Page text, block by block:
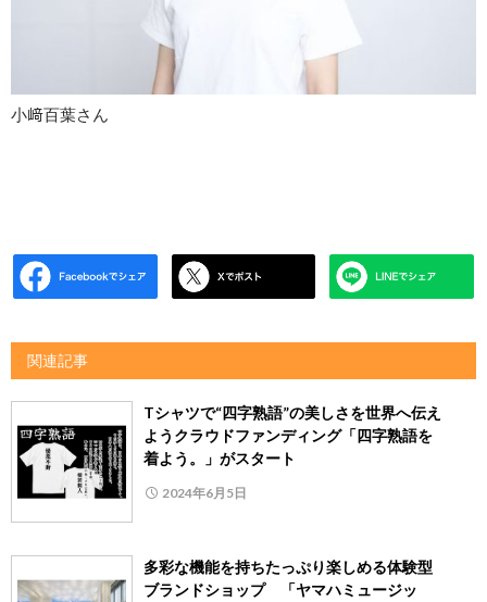
小﨑百葉さん
関連記事
Tシャツで“四字熟語”の美しさを世界へ伝え
ようクラウドファンディング「四字熟語を
着よう。」がスタート
2024年6月5日
多彩な機能を持ちたっぷり楽しめる体験型
ブランドショップ 「ヤマハミュージッ